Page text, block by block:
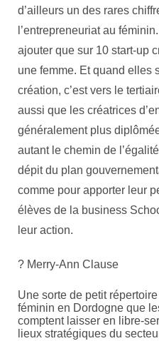
d’ailleurs un des rares
l’entrepreneuriat au
ajouter que sur 10 start-up
une femme. Et quand elles
création, c’est vers le
aussi que les créatrices
généralement plus
autant le chemin de
dépit du plan
comme pour apporter leur
élèves de la business
leur action.
? Merry-Ann Clause
Une sorte de petit
féminin en Dordogne que
comptent laisser en libre-
lieux stratégiques du